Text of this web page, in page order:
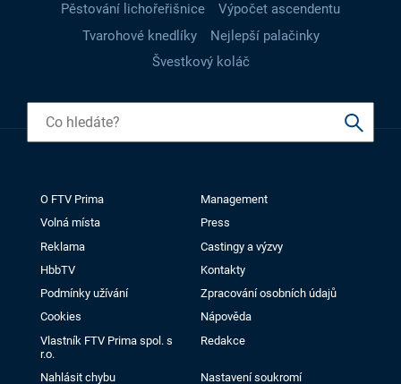
Pěstování lichořeřišnice
Výpočet ascendentu
Tvarohové knedlíky
Nejlepší palačinky
Švestkový koláč
O FTV Prima
Management
Volná místa
Press
Reklama
Castingy a výzvy
HbbTV
Kontakty
Podmínky užívání
Zpracování osobních údajů
Cookies
Nápověda
Vlastník FTV Prima spol. s
r.o.
Redakce
Nahlásit chybu Nastavení soukromí